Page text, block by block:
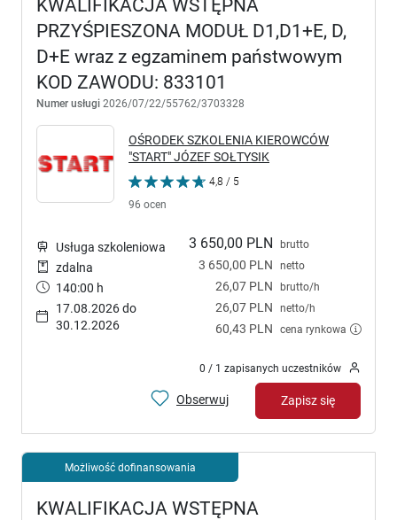
KWALIFIKACJA WSTĘPNA
PRZYŚPIESZONA MODUŁ D1,D1+E, D,
D+E wraz z egzaminem państwowym
KOD ZAWODU: 833101
Numer usługi 2026/07/22/55762/3703328
OŚRODEK SZKOLENIA KIEROWCÓW
"START" JÓZEF SOŁTYSIK
4,8 / 5
96 ocen
3 650,00 PLN brutto
3 650,00 PLN netto
26,07 PLN brutto/h
26,07 PLN netto/h
60,43 PLN cena rynkowa
Usługa szkoleniowa
zdalna
140:00 h
17.08.2026 do
30.12.2026
0 / 1 zapisanych uczestników
Obserwuj Zapisz się
Możliwość dofinansowania
KWALIFIKACJA WSTĘPNA